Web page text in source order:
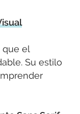
que el
Su estilo